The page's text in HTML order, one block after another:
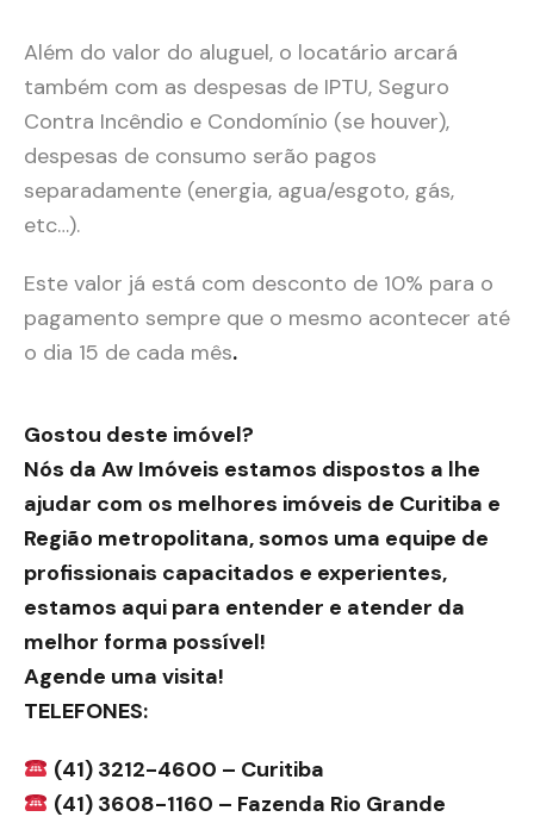
Além do valor do aluguel, o locatário arcará
também com as despesas de IPTU, Seguro
Contra Incêndio e Condomínio (se houver),
despesas de consumo serão pagos
separadamente (energia, agua/esgoto, gás,
etc…).
Este valor já está com desconto de 10% para o
pagamento sempre que o mesmo acontecer até
o dia 15 de cada mês.
Gostou deste imóvel?
Nós da Aw Imóveis estamos dispostos a lhe
ajudar com os melhores imóveis de Curitiba e
Região metropolitana, somos uma equipe de
profissionais capacitados e experientes,
estamos aqui para entender e atender da
melhor forma possível!
Agende uma visita!
TELEFONES:
(41) 3212-4600 – Curitiba
(41) 3608-1160 – Fazenda Rio Grande